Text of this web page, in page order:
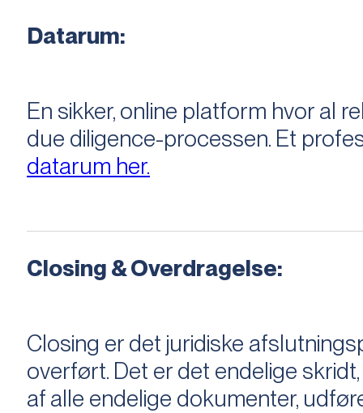
Datarum:
En sikker, online platform hvor al
due diligence-processen. Et
datarum her.
Closing & Overdragelse:
Closing er det juridiske
overført. Det er det endelige
af alle endelige dokumenter,